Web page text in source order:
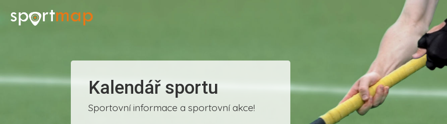
Kalendář sportu
Sportovní informace a sportovní akce!